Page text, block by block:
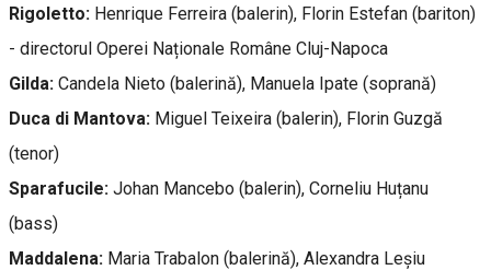
Rigoletto: Henrique Ferreira (balerin), Florin Estefan (bariton)
- directorul Operei Naționale Române Cluj-Napoca
Gilda: Candela Nieto (balerină), Manuela Ipate (soprană)
Duca di Mantova: Miguel Teixeira (balerin), Florin Guzgă
(tenor)
Sparafucile: Johan Mancebo (balerin), Corneliu Huțanu
(bass)
Maddalena: Maria Trabalon (balerină), Alexandra Leșiu